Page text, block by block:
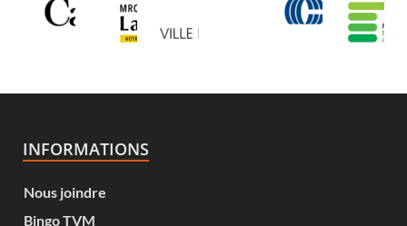
INFORMATIONS
Nous joindre
Bingo TVM